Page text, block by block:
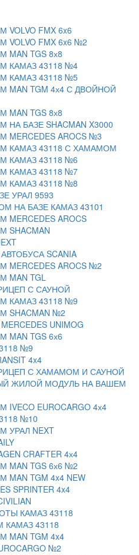
FMX 6x6
FMX 6x6 №2
TGS 8х8
КАМАЗ 43118 №4
КАМАЗ 43118 №5
TGM 4х4 С ДВОЙНОЙ
TGS 8х8
БАЗЕ SHACMAN X3000
AROCS №3
КАМАЗ 43118 С ХАМАМОМ
КАМАЗ 43118 №6
КАМАЗ 43118 №7
КАМАЗ 43118 №8
УРАЛ 9593
НА БАЗЕ КАМАЗ 43101
AROCS
SCANIA
AROCS №2
MAN TGL
С САУНОЙ
КАМАЗ 43118 №9
SHACMAN №2
UNIMOG
TGS 6х6
№9
4x4
С ХАМАМОМ И САУНОЙ
ЖИЛОЙ МОДУЛЬ НА ВАШЕМ
EUROCARGO 4х4
№10
УРАЛ NEXT
CRAFTER 4х4
TGS 6х6 №2
TGM 4x4 NEW
SPRINTER 4x4
КАМАЗ 43118
43118
TGM 4x4
№2